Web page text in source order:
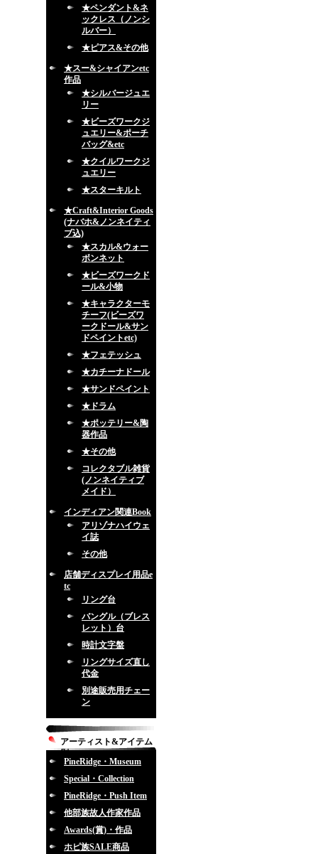
★ペンダント&ネ
ックレス（ノンシ
ルバー）
★ピアス&その他
★スー&シャイアンetc
作品
★シルバージュエ
リー
★ビーズワークジ
ュエリー&ポーチ
バッグ&etc
★クイルワークジ
ュエリー
★スターキルト
★Craft&Interior Goods
(ナバホ&ノンネイティ
ブ込)
★スカル&ウォー
ボンネット
★ビーズワークド
ール&小物
★キャラクターモ
チーフ(ビーズワ
ークドール&サン
ドペイントetc)
★フェテッシュ
★カチーナドール
★サンドペイント
★ドラム
★ポッテリー&陶
器作品
★その他
コレクタブル雑貨
(ノンネイティブ
メイド）
インディアン関連Book
アリゾナハイウェ
イ誌
その他
店舗ディスプレイ用品e
tc
リング台
バングル（ブレス
レット）台
時計文字盤
リングサイズ直し
代金
別途販売用チェー
ン
アーティスト&アイテム
別
PineRidge・Museum
Special・Collection
PineRidge・Push Item
他部族故人作家作品
Awards(賞)・作品
ホピ族SALE商品